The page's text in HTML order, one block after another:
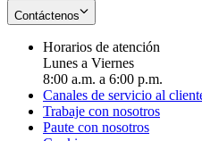
Contáctenos
Horarios de atención
Lunes a Viernes
8:00 a.m. a 6:00 p.m.
Canales de servicio al
Trabaje con nosotros
Paute con nosotros